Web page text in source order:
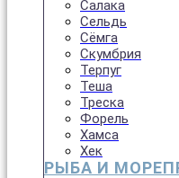
Салака
Сельдь
Сёмга
Скумбрия
Терпуг
Теша
Треска
Форель
Хамса
Хек
РЫБА И